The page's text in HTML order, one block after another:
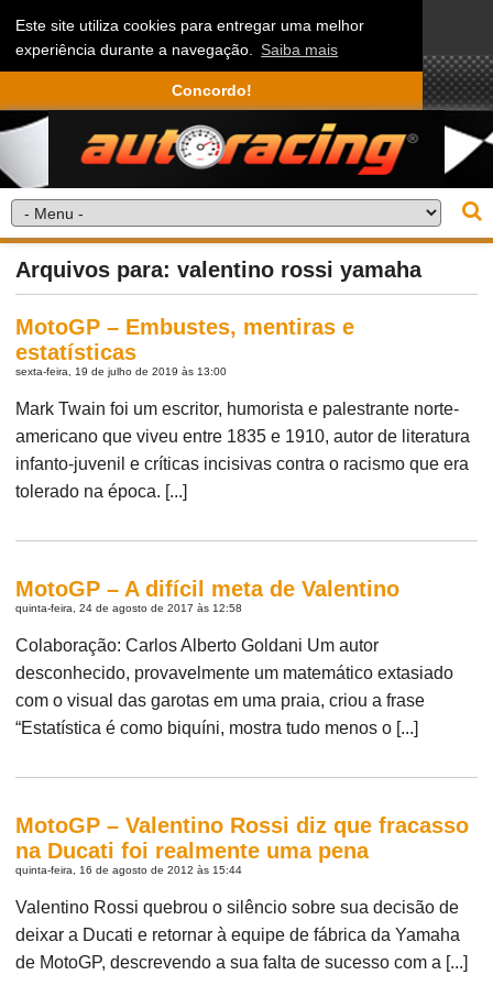
Este site utiliza cookies para entregar uma melhor
experiência durante a navegação. Saiba mais
Concordo!
Arquivos para: valentino rossi yamaha
MotoGP – Embustes, mentiras e
estatísticas
sexta-feira, 19 de julho de 2019 às 13:00
Mark Twain foi um escritor, humorista e palestrante norte-
americano que viveu entre 1835 e 1910, autor de literatura
infanto-juvenil e críticas incisivas contra o racismo que era
tolerado na época. [...]
MotoGP – A difícil meta de Valentino
quinta-feira, 24 de agosto de 2017 às 12:58
Colaboração: Carlos Alberto Goldani Um autor
desconhecido, provavelmente um matemático extasiado
com o visual das garotas em uma praia, criou a frase
“Estatística é como biquíni, mostra tudo menos o [...]
MotoGP – Valentino Rossi diz que fracasso
na Ducati foi realmente uma pena
quinta-feira, 16 de agosto de 2012 às 15:44
Valentino Rossi quebrou o silêncio sobre sua decisão de
deixar a Ducati e retornar à equipe de fábrica da Yamaha
de MotoGP, descrevendo a sua falta de sucesso com a [...]